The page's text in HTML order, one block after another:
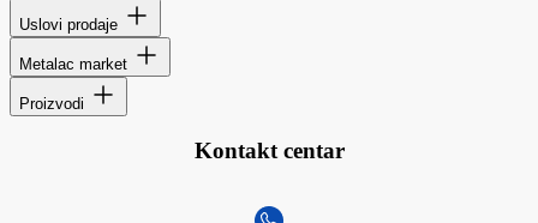
Uslovi prodaje
Metalac market
Proizvodi
Kontakt centar